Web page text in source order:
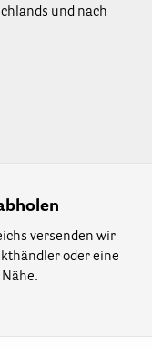
und nach
versenden wir
oder eine